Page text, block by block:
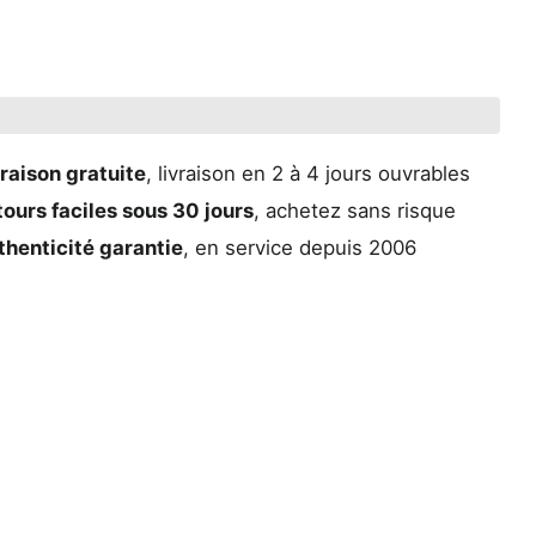
gratuite, livraison en 2 à 4 jours ouvrables
faciles sous 30 jours, achetez sans risque
garantie, en service depuis 2006